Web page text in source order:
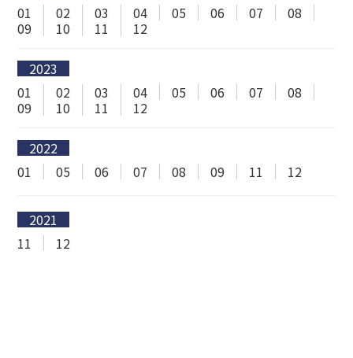
01
02 03 04 05 06 07
08
09
10 11 12
2023
01
02 03 04 05 06 07
08
09
10 11 12
2022
01
05 06 07 08 09 11 12
2021
11
12